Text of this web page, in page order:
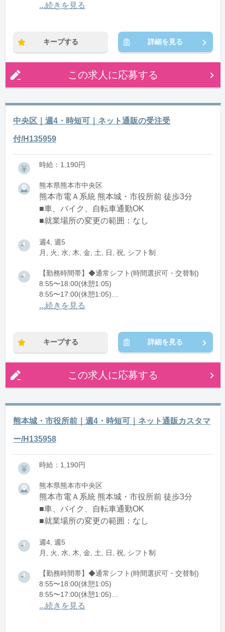
8:55〜16:00(休憩1:05)
※時短：8:55～16:00/17:00の時短も相談可能
...続きを見る
キープする 詳細を見る
この求人に応募する
中央区｜週4・時短可｜ネット通販の受注受
付/H135959
時給：1,190円
熊本県熊本市中央区
熊本市電Ａ系統 熊本城・市役所前 徒歩3分
■車、バイク、自転車通勤OK
■就業場所の変更の範囲：なし
週4, 週5
月, 火, 水, 木, 金, 土, 日, 祝, シフト制
【勤務時間帯】◆通常シフト(時間選択可・交替制)
8:55〜18:00(休憩1:05)
8:55〜17:00(休憩1:05)
8:55〜16:00(休憩1:05)
※時短：8:55～16:00/17:00の時短も相談可能
...続きを見る
キープする 詳細を見る
この求人に応募する
熊本城・市役所前｜週4・時短可｜ネット通販カスタマ
ー/H135958
時給：1,190円
熊本県熊本市中央区
熊本市電Ａ系統 熊本城・市役所前 徒歩3分
■車、バイク、自転車通勤OK
■就業場所の変更の範囲：なし
週4, 週5
月, 火, 水, 木, 金, 土, 日, 祝, シフト制
【勤務時間帯】◆通常シフト(時間選択可・交替制)
8:55〜18:00(休憩1:05)
8:55〜17:00(休憩1:05)
8:55〜16:00(休憩1:05)
...続きを見る